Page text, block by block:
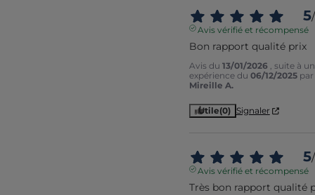
5/
Avis vérifié et récompensé
Bon rapport qualité prix
Avis du 13/01/2026 , suite à
expérience du 06/12/2025 par
Mireille A.
Utile(0) Signaler
5/
Avis vérifié et récompensé
Très bon rapport qualité